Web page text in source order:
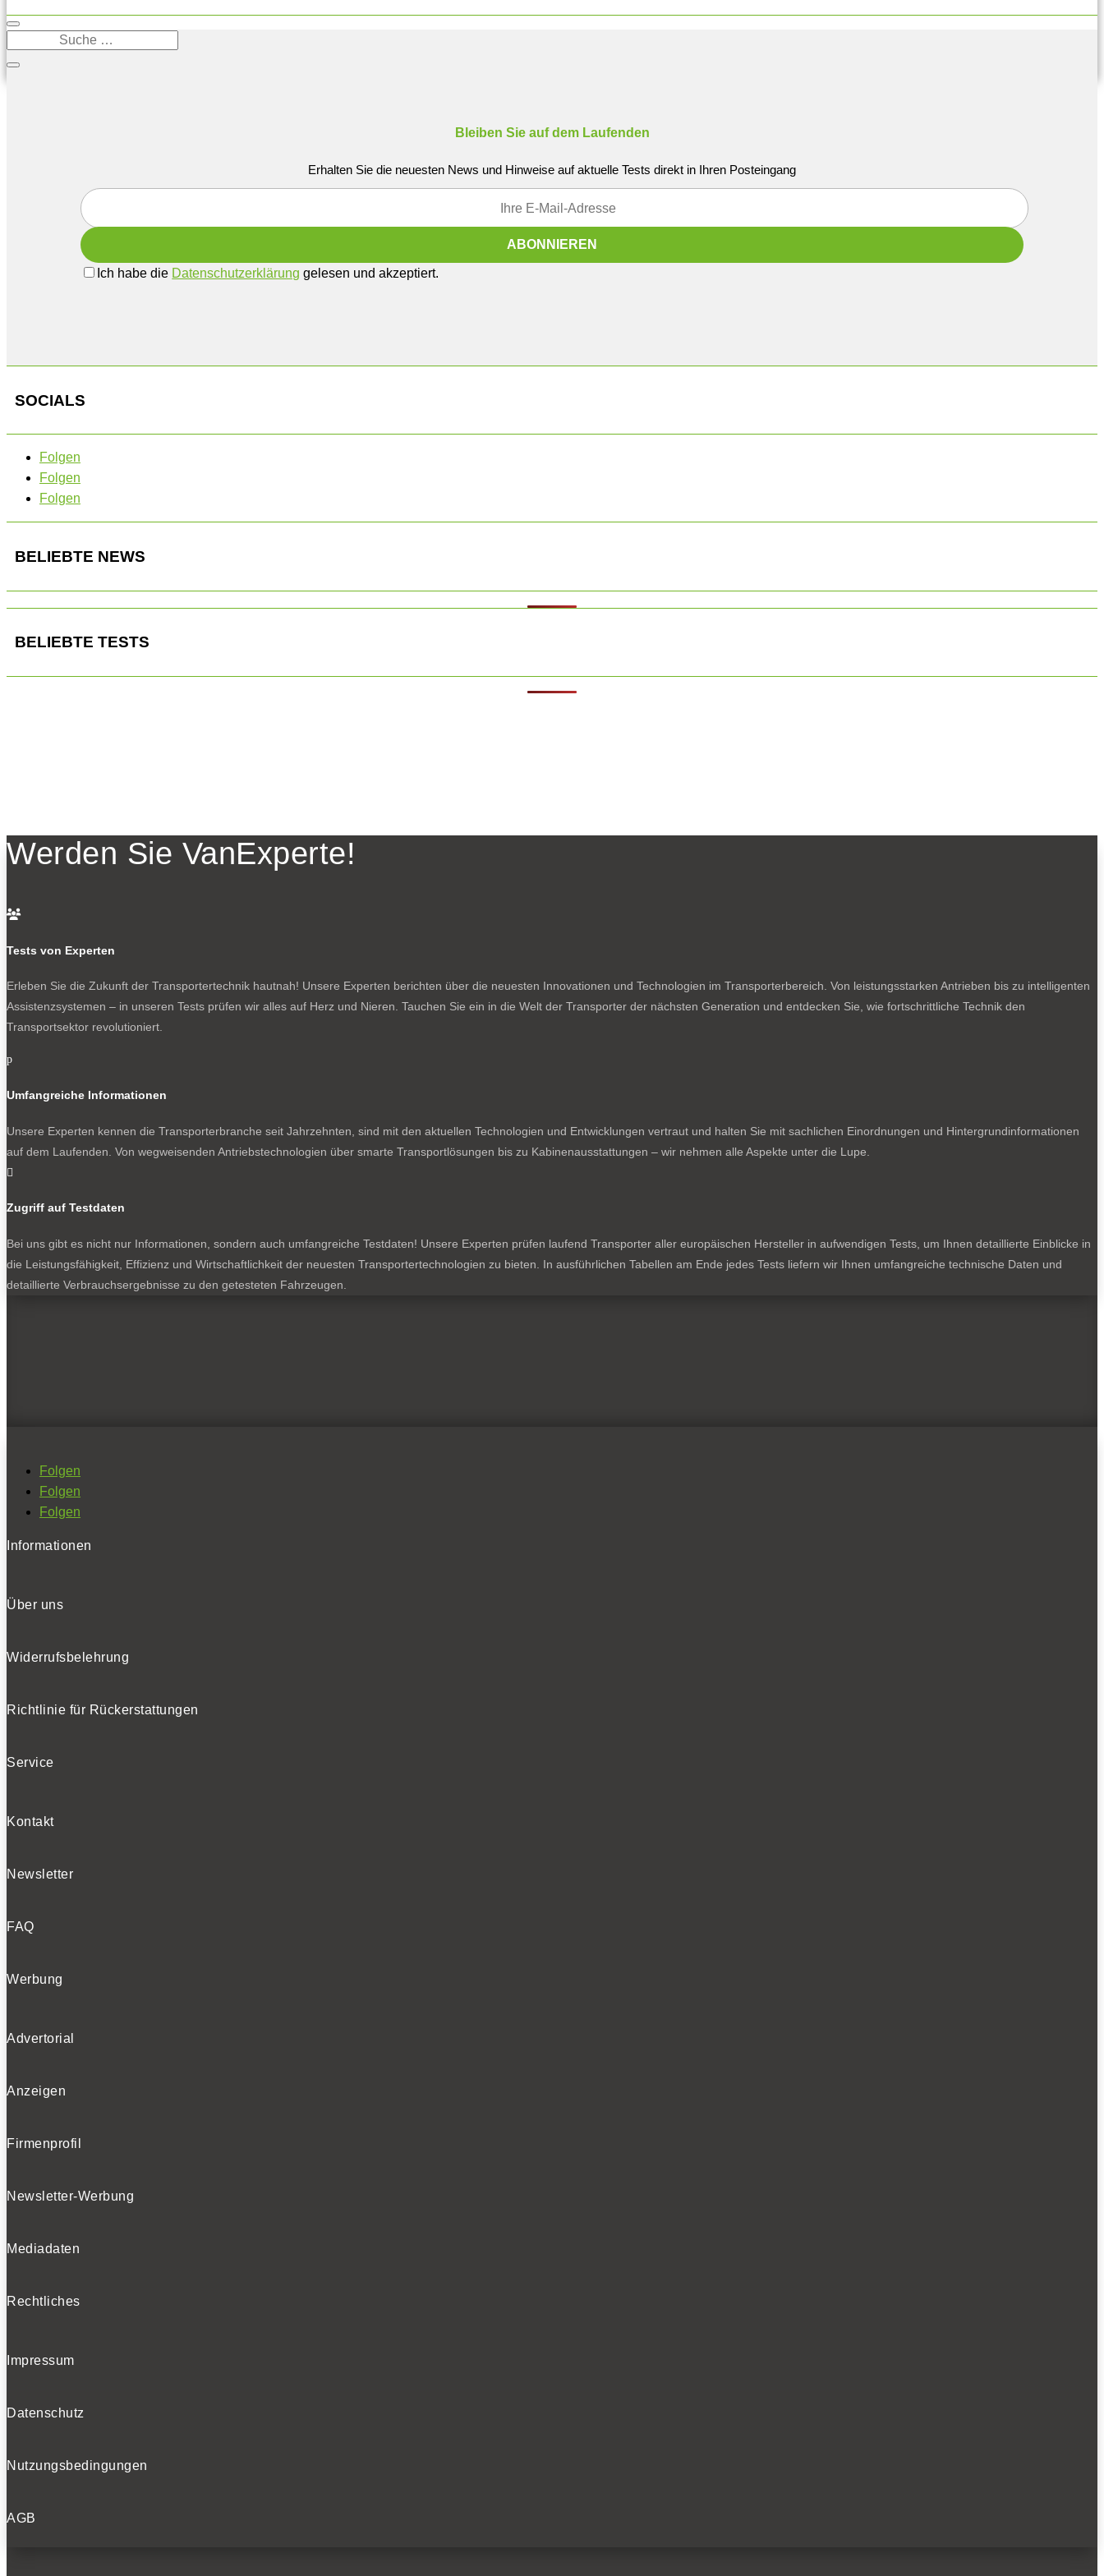
Bleiben Sie auf dem Laufenden
Erhalten Sie die neuesten News und Hinweise auf aktuelle Tests direkt in Ihren Posteingang
Ich habe die Datenschutzerklärung gelesen und akzeptiert.
SOCIALS
Folgen
Folgen
Folgen
BELIEBTE NEWS
BELIEBTE TESTS
Werden Sie VanExperte!

Tests von Experten
Erleben Sie die Zukunft der Transportertechnik hautnah! Unsere Experten berichten über die neuesten Innovationen und Technologien im Transporterbereich. Von leistungsstarken Antrieben bis zu intelligenten
Assistenzsystemen – in unseren Tests prüfen wir alles auf Herz und Nieren. Tauchen Sie ein in die Welt der Transporter der nächsten Generation und entdecken Sie, wie fortschrittliche Technik den
Transportsektor revolutioniert.
p
Umfangreiche Informationen
Unsere Experten kennen die Transporterbranche seit Jahrzehnten, sind mit den aktuellen Technologien und Entwicklungen vertraut und halten Sie mit sachlichen Einordnungen und Hintergrundinformationen
auf dem Laufenden. Von wegweisenden Antriebstechnologien über smarte Transportlösungen bis zu Kabinenausstattungen – wir nehmen alle Aspekte unter die Lupe.

Zugriff auf Testdaten
Bei uns gibt es nicht nur Informationen, sondern auch umfangreiche Testdaten! Unsere Experten prüfen laufend Transporter aller europäischen Hersteller in aufwendigen Tests, um Ihnen detaillierte Einblicke in
die Leistungsfähigkeit, Effizienz und Wirtschaftlichkeit der neuesten Transportertechnologien zu bieten. In ausführlichen Tabellen am Ende jedes Tests liefern wir Ihnen umfangreiche technische Daten und
detaillierte Verbrauchsergebnisse zu den getesteten Fahrzeugen.
Folgen
Folgen
Folgen
Informationen
Über uns
Widerrufsbelehrung
Richtlinie für Rückerstattungen
Service
Kontakt
Newsletter
FAQ
Werbung
Advertorial
Anzeigen
Firmenprofil
Newsletter-Werbung
Mediadaten
Rechtliches
Impressum
Datenschutz
Nutzungsbedingungen
AGB